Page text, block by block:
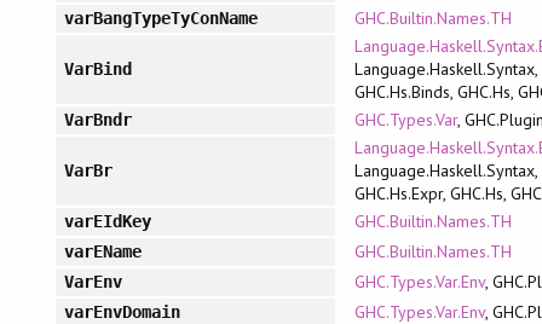
varBangTypeTyConName GHC.Builtin.Names.TH
VarBind
Language.Haskell.Syntax,
GHC.Hs.Binds, GHC.Hs,
VarBndr GHC.Types.Var,
VarBr
Language.Haskell.Syntax,
GHC.Hs.Expr, GHC.Hs, GHC
varEIdKey GHC.Builtin.Names.TH
varEName GHC.Builtin.Names.TH
VarEnv GHC.Types.Var.Env,
varEnvDomain GHC.Types.Var.Env,